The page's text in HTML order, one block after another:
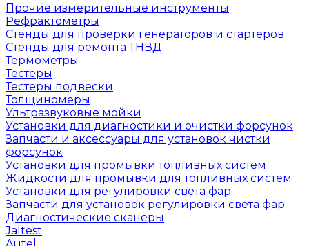
Прочие измерительные инструменты
Рефрактометры
Стенды для проверки генераторов и стартеров
Стенды для ремонта ТНВД
Термометры
Тестеры
Тестеры подвески
Толщиномеры
Ультразвуковые мойки
Установки для диагностики и очистки форсунок
Запчасти и аксессуары для установок чистки
форсунок
Установки для промывки топливных систем
Жидкости для промывки для топливных систем
Установки для регулировки света фар
Запчасти для установок регулировки света фар
Диагностические сканеры
Jaltest